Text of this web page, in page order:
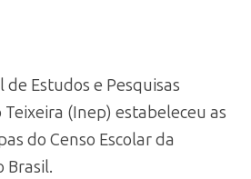
Estudos e Pesquisas
Teixeira (Inep) estabeleceu as
do Censo Escolar da
Brasil.